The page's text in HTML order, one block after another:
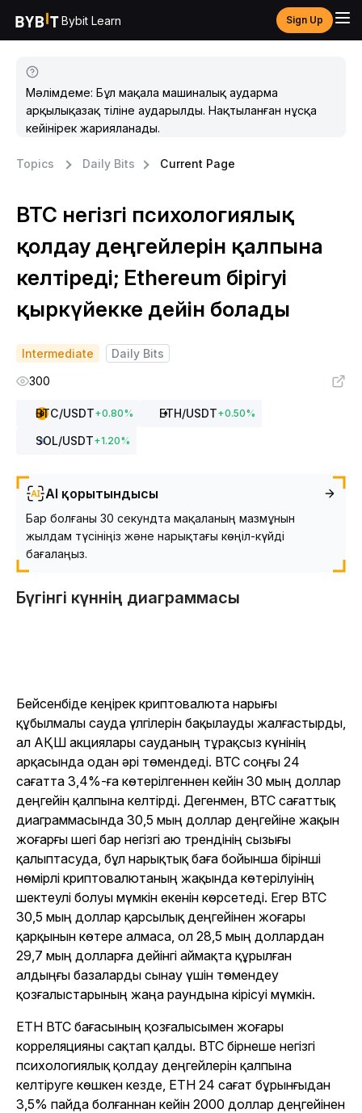
Bybit Learn Sign Up
Мәлімдеме: Бұл мақала машиналық аударма
арқылықазақ тіліне аударылды. Нақтыланған нұсқа
кейінірек жарияланады.
Topics Daily Bits Current Page
BTC негізгі психологиялық
қолдау деңгейлерін қалпына
келтіреді; Ethereum бірігуі
қыркүйекке дейін болады
Intermediate
Daily Bits
300
BTC/USDT+0.80% ETH/USDT+0.50%
SOL/USDT+1.20%
AI қорытындысы
Бар болғаны 30 секундта мақаланың мазмұнын
жылдам түсініңіз және нарықтағы көңіл-күйді
бағалаңыз.
Бүгінгі күннің диаграммасы
Бейсенбіде кеңірек криптовалюта нарығы
құбылмалы сауда үлгілерін бақылауды жалғастырды,
ал АҚШ акциялары сауданың тұрақсыз күнінің
арқасында одан әрі төмендеді. BTC соңғы 24
сағатта 3,4%-ға көтерілгеннен кейін 30 мың доллар
деңгейін қалпына келтірді. Дегенмен, BTC сағаттық
диаграммасында 30,5 мың доллар деңгейіне жақын
жоғарғы шегі бар негізгі аю трендінің сызығы
қалыптасуда, бұл нарықтық баға бойынша бірінші
нөмірлі криптовалютаның жақында көтерілуінің
шектеулі болуы мүмкін екенін көрсетеді. Егер BTC
30,5 мың доллар қарсылық деңгейінен жоғары
қарқынын көтере алмаса, ол 28,5 мың доллардан
29,7 мың долларға дейінгі аймақта құрылған
алдыңғы базаларды сынау үшін төмендеу
қозғалыстарының жаңа раундына кірісуі мүмкін.
ETH BTC бағасының қозғалысымен жоғары
корреляцияны сақтап қалды. BTC бірнеше негізгі
психологиялық қолдау деңгейлерін қалпына
келтіруге көшкен кезде, ETH 24 сағат бұрынғыдан
3,5% пайда болғаннан кейін 2000 доллар деңгейінен